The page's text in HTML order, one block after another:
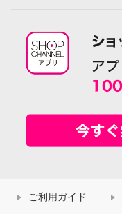
ご利用ガイド